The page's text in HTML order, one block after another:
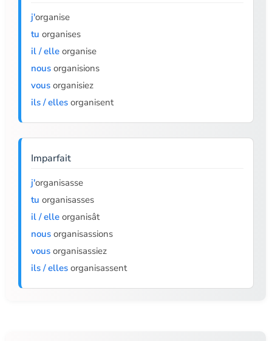
j'organise
tu organises
il / elle organise
nous organisions
vous organisiez
ils / elles organisent
Imparfait
j'organisasse
tu organisasses
il / elle organisât
nous organisassions
vous organisassiez
ils / elles organisassent